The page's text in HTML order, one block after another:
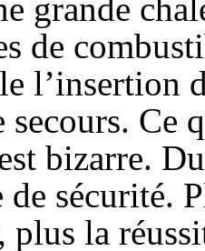
grande
de
l’insertion
secours. Ce
bizarre.
sécurité.
plus la